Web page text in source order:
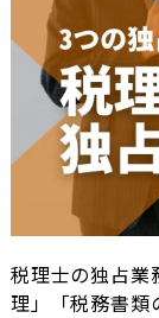
税理士の独占業
理」「税務書類